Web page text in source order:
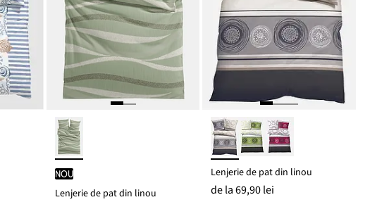
nou
Lenjerie de pat din linou
Lenjerie de pat din linou
de la69,90 lei